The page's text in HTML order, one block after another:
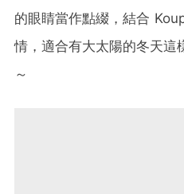
的眼睛當作點綴，結合
情，適合有大太陽的冬天這
～